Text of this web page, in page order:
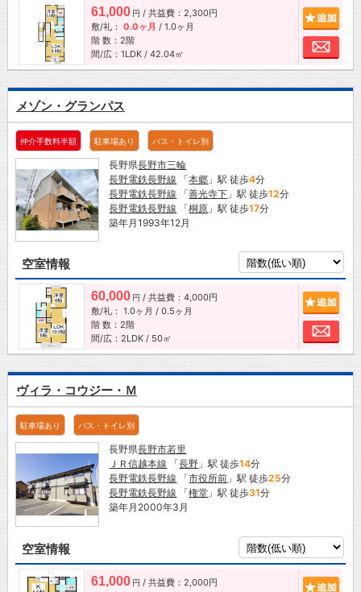
61,000 円 / 共益費：2,300円
敷/礼： 0.0ヶ月 / 1.0ヶ月
階 数：2階
間/広：1LDK / 42.04㎡
お
メゾン・グランパス
仲介手数料半額 駐車場あり バス・トイレ別
長野県長野市三輪
長野電鉄長野線 「本郷 」駅 徒歩4分
長野電鉄長野線 「善光寺下 」駅 徒歩12分
長野電鉄長野線 「桐原 」駅 徒歩17分
築年月1993年12月
空室情報
60,000 円 / 共益費：4,000円
敷/礼： 1.0ヶ月 / 0.5ヶ月
階 数：2階
間/広：2LDK / 50㎡
お
ヴィラ・コウジー・Ｍ
駐車場あり バス・トイレ別
長野県長野市若里
ＪＲ信越本線 「長野 」駅 徒歩14分
長野電鉄長野線 「市役所前 」駅 徒歩25分
長野電鉄長野線 「権堂 」駅 徒歩31分
築年月2000年3月
空室情報
61,000 円 / 共益費：2,000円